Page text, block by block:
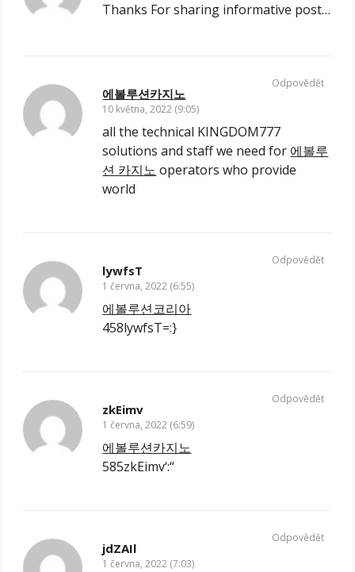
Thanks For sharing informative post…
에볼루션카지노
10 května, 2022 (9:05)
all the technical KINGDOM777
solutions and staff we need for 에볼루
션 카지노 operators who provide
world
Odpovědět
lywfsT
1 června, 2022 (6:55)
에볼루션코리아
458lywfsT=:}
Odpovědět
zkEimv
1 června, 2022 (6:59)
에볼루션카지노
585zkEimv‘:“
Odpovědět
jdZAIl
1 června, 2022 (7:03)
Odpovědět